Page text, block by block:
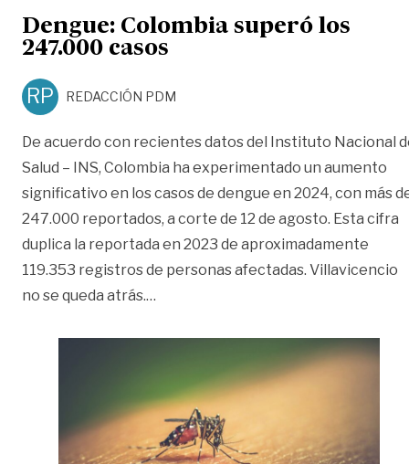
Dengue: Colombia superó los
247.000 casos
RP REDACCIÓN PDM
De acuerdo con recientes datos del Instituto Nacional
Salud – INS, Colombia ha experimentado un aumento
significativo en los casos de dengue en 2024, con más
247.000 reportados, a corte de 12 de agosto. Esta cifra
duplica la reportada en 2023 de aproximadamente
119.353 registros de personas afectadas. Villavicencio
no se queda atrás.…